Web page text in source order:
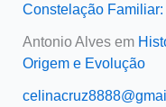
Constelação
Antonio Alvesem
Origem e Evolução